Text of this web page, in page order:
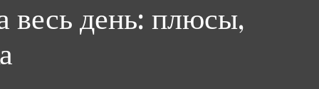
весь день: плюсы,